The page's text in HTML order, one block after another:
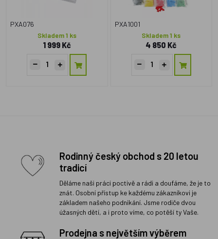
PXA076
Skladem 1 ks
1 999 Kč
PXA1001
Skladem 1 ks
4 850 Kč
Rodinný český obchod s 20 letou
tradicí
Děláme naši práci poctivě a rádi a doufáme, že je to
znát. Osobní přístup ke každému zákazníkovi je
základem našeho podnikání. Jsme rodiče dvou
úžasných dětí, a i proto víme, co potěší ty Vaše.
Prodejna s největším výběrem